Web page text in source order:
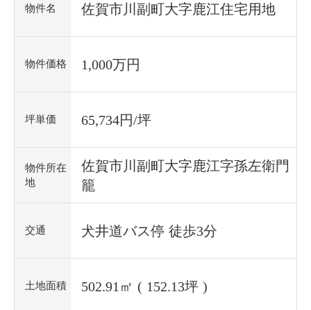
物件名 佐賀市川副町大字鹿江住宅用地
物件価格 1,000万円
坪単価 65,734円/坪
物件所在
地
佐賀市川副町大字鹿江字孫左衛門
籠
交通 犬井道バス停 徒歩3分
土地面積 502.91㎡ ( 152.13坪 )